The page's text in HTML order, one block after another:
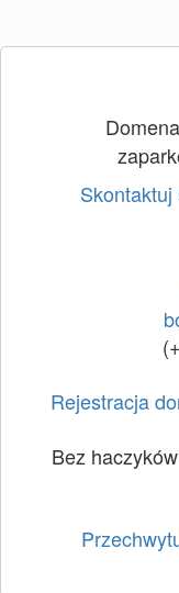
Domena
Skontaktuj
Rejestracja
Bez